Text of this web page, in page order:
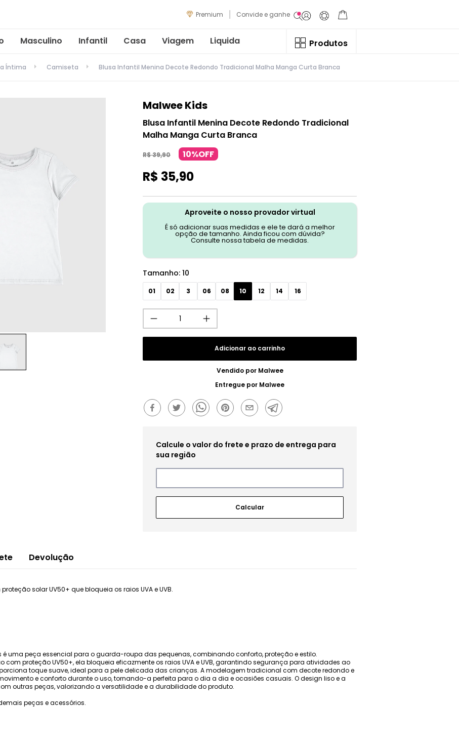
Premium Convide e ganhe
Masculino Infantil Casa Viagem Liquida Produtos
Íntima Camiseta Blusa Infantil Menina Decote Redondo Tradicional Malha Manga Curta Branca
Malwee Kids
Blusa Infantil Menina Decote Redondo Tradicional
Malha Manga Curta Branca
R$39,90 10%OFF
R$ 35,90
Aproveite o nosso provador virtual
É só adicionar suas medidas e ele te dará a melhor
opção de tamanho. Ainda ficou com dúvida?
Consulte nossa tabela de medidas.
Tamanho: 10
01 02 3 06 08 10 12 14 16
Adicionar ao carrinho
Vendido por Malwee
Entregue por Malwee
Devolução
solar UV50+ que bloqueia os raios UVA e UVB.
é uma peça essencial para o guarda-roupa das pequenas, combinando conforto, proteção e estilo.
proteção UV50+, ela bloqueia eficazmente os raios UVA e UVB, garantindo segurança para atividades ao
toque suave, ideal para a pele delicada das crianças. A modelagem tradicional com decote redondo e
e conforto durante o uso, tornando-a perfeita para o dia a dia e ocasiões casuais. O design liso e a
outras peças, valorizando a versatilidade e a durabilidade do produto.
peças e acessórios.